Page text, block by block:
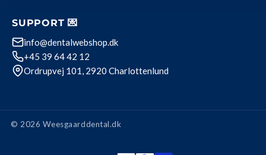
SUPPORT 💌
info@dentalwebshop.dk
+45 39 64 42 12
Ordrupvej 101, 2920 Charlottenlund
© 2026 Weesgaarddental.dk